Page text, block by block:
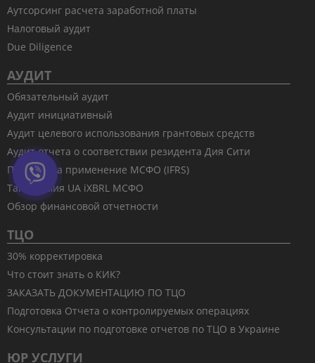
Аутсорсинг расчета заработной платы
Налоговый аудит
Due Diligence
АУДИТ
Обязательный аудит
Аудит инициативный
Аудит целевого использования грантовых средств
Аудит отчета о соответствии резидента Дия Сити
Переход на применение МСФО (IFRS)
Таксономия UA iXBRL МСФО
Обзор финансовой отчетности
ТЦО
30% корректировка
Что стоит знать о КИК?
ЗАКАЗАТЬ ДОКУМЕНТАЦИЮ ПО ТЦО
Подготовка Отчета о контролируемых операциях
Консультации по подготовке отчетов по ТЦО в Украине
ЮР УСЛУГИ